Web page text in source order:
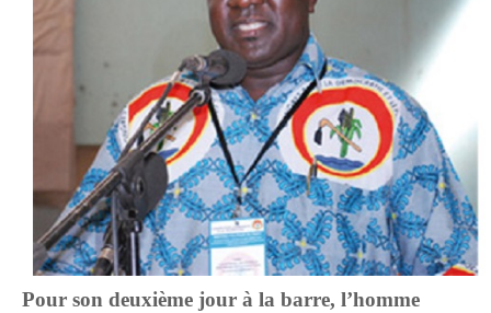
Pour son deuxième jour à la barre, l’homme